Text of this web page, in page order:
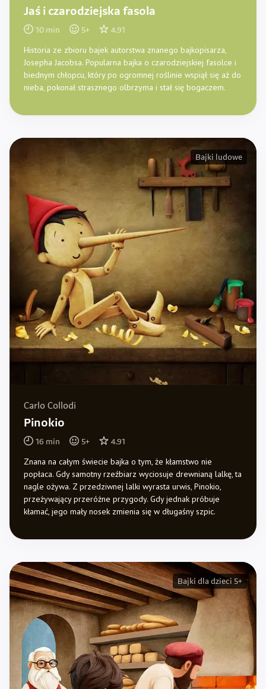
Jaś i czarodziejska fasola
10 min 5+ 4.91
Historia ze zbioru bajek autorstwa znanego bajkopisarza,
Josepha Jacobsa. Popularna bajka o czarodziejskiej fasolce i
biednym chłopcu, który po ogromnej roślinie wspiął się aż do
nieba, pokonał strasznego olbrzyma i stał się bogaczem.
Bajki ludowe
Carlo Collodi
Pinokio
16 min 5+ 4.91
Znana na całym świecie bajka o tym, że kłamstwo nie
popłaca. Gdy samotny rzeźbiarz wyciosuje drewnianą lalkę, ta
nagle ożywa. Z przedziwnej lalki wyrasta urwis, Pinokio,
przeżywający przeróżne przygody. Gdy jednak próbuje
kłamać, jego mały nosek zmienia się w długaśny szpic.
Bajki dla dzieci 5+